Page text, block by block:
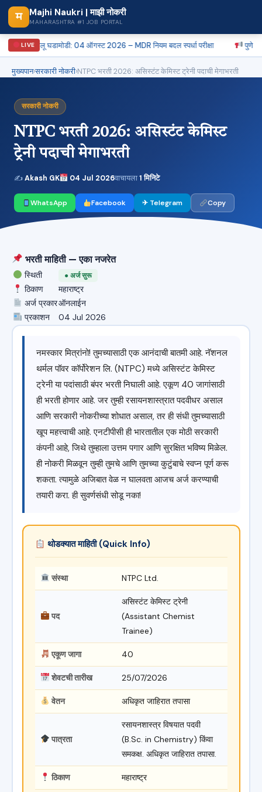
म Majhi Naukri | माझी नोकरी
MAHARASHTRA #1 JOB PORTAL
LIVE
चालू घडामोडी: 04 ऑगस्ट 2026 – MDR नियम बदल स्पर्धा परीक्षा पुणे
मुख्यपान›सरकारी नोकरी›NTPC भरती 2026: असिस्टंट केमिस्ट ट्रेनी पदाची मेगाभरती
सरकारी नोकरी
NTPC भरती 2026: असिस्टंट केमिस्ट
ट्रेनी पदाची मेगाभरती
✍Akash GK 04 Jul 2026वाचायला1 मिनिटे
WhatsApp Facebook ✈ Telegram Copy
भरती माहिती — एका नजरेत
स्थिती ● अर्ज सुरू
ठिकाण
महाराष्ट्र
अर्ज प्रकारऑनलाईन
प्रकाशन
04 Jul 2026
नमस्कार मित्रांनो! तुमच्यासाठी एक आनंदाची बातमी आहे. नॅशनल
थर्मल पॉवर कॉर्पोरेशन लि. (NTPC) मध्ये असिस्टंट केमिस्ट
ट्रेनी या पदांसाठी बंपर भरती निघाली आहे. एकूण 40 जागांसाठी
ही भरती होणार आहे. जर तुम्ही रसायनशास्त्रात पदवीधर असाल
आणि सरकारी नोकरीच्या शोधात असाल, तर ही संधी तुमच्यासाठी
खूप महत्त्वाची आहे. एनटीपीसी ही भारतातील एक मोठी सरकारी
कंपनी आहे, जिथे तुम्हाला उत्तम पगार आणि सुरक्षित भविष्य मिळेल.
ही नोकरी मिळवून तुम्ही तुमचे आणि तुमच्या कुटुंबाचे स्वप्न पूर्ण करू
शकता. त्यामुळे अजिबात वेळ न घालवता आजच अर्ज करण्याची
तयारी करा. ही सुवर्णसंधी सोडू नका!
थोडक्यात माहिती (Quick Info)
संस्था NTPC Ltd.
पद
असिस्टंट केमिस्ट ट्रेनी
(Assistant Chemist
Trainee)
एकूण जागा 40
शेवटची तारीख 25/07/2026
वेतन अधिकृत जाहिरात तपासा
पात्रता
रसायनशास्त्र विषयात पदवी
(B.Sc. in Chemistry) किंवा
समकक्ष. अधिकृत जाहिरात तपासा.
ठिकाण महाराष्ट्र